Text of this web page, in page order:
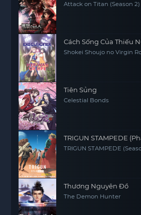
Attack on Titan (Season 2)
Cách Sống Của Thiếu
Shokei Shoujo no Virgin
Tiên Sủng
Celestial Bonds
TRIGUN STAMPEDE
TRIGUN STAMPEDE
Thương Nguyên Đồ
The Demon Hunter